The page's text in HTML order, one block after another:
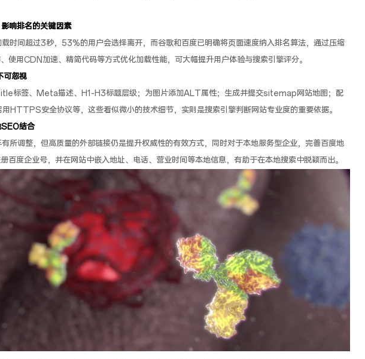
响排名的关键因素
时间超过3秒，53%的用户会选择离开，而谷歌和百度已明确将页面速度纳入排名算法，通过压缩
使用CDN加速、精简代码等方式优化加载性能，可大幅提升用户体验与搜索引擎评分。
可忽视
标签、Meta描述、H1-H3标题层级；为图片添加ALT属性；生成并提交sitemap网站地图；配
HTTPS安全协议等，这些看似微小的技术细节，实则是搜索引擎判断网站专业度的重要依据。
结合
所调整，但高质量的外部链接仍是提升权威性的有效方式，同时对于本地服务型企业，完善百度地
百度企业号，并在网站中嵌入地址、电话、营业时间等本地信息，有助于在本地搜索中脱颖而出。